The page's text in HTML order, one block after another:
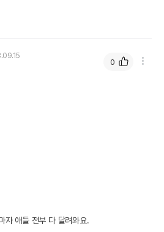
자 애들 전부 다 달려와요.
0